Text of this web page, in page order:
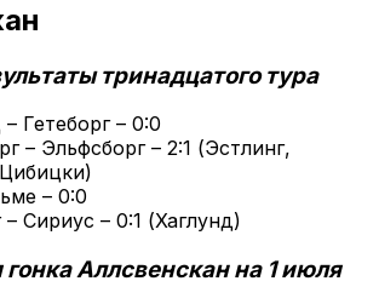
тринадцатого тура
Гетеборг – 0:0
– Эльфсборг – 2:1 (Эстлинг,
– 0:0
Сириус – 0:1 (Хаглунд)
Аллсвенскан на 1 июля